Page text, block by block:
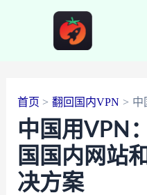
首页 翻回国内VPN 中
中国用VPN
国国内网站
决方案